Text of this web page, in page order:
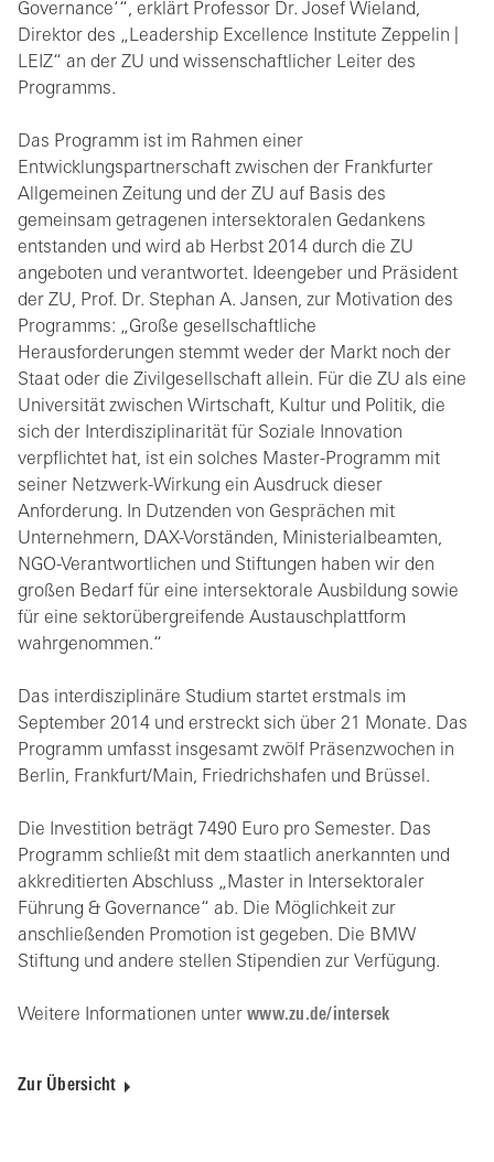
Governance‘“, erklärt Professor Dr. Josef Wieland,
Direktor des „Leadership Excellence Institute Zeppelin |
LEIZ“ an der ZU und wissenschaftlicher Leiter des
Programms.
Das Programm ist im Rahmen einer
Entwicklungspartnerschaft zwischen der Frankfurter
Allgemeinen Zeitung und der ZU auf Basis des
gemeinsam getragenen intersektoralen Gedankens
entstanden und wird ab Herbst 2014 durch die ZU
angeboten und verantwortet. Ideengeber und Präsident
der ZU, Prof. Dr. Stephan A. Jansen, zur Motivation des
Programms: „Große gesellschaftliche
Herausforderungen stemmt weder der Markt noch der
Staat oder die Zivilgesellschaft allein. Für die ZU als eine
Universität zwischen Wirtschaft, Kultur und Politik, die
sich der Interdisziplinarität für Soziale Innovation
verpflichtet hat, ist ein solches Master-Programm mit
seiner Netzwerk-Wirkung ein Ausdruck dieser
Anforderung. In Dutzenden von Gesprächen mit
Unternehmern, DAX-Vorständen, Ministerialbeamten,
NGO-Verantwortlichen und Stiftungen haben wir den
großen Bedarf für eine intersektorale Ausbildung sowie
für eine sektorübergreifende Austauschplattform
wahrgenommen.“
Das interdisziplinäre Studium startet erstmals im
September 2014 und erstreckt sich über 21 Monate. Das
Programm umfasst insgesamt zwölf Präsenzwochen in
Berlin, Frankfurt/Main, Friedrichshafen und Brüssel.
Die Investition beträgt 7490 Euro pro Semester. Das
Programm schließt mit dem staatlich anerkannten und
akkreditierten Abschluss „Master in Intersektoraler
Führung & Governance“ ab. Die Möglichkeit zur
anschließenden Promotion ist gegeben. Die BMW
Stiftung und andere stellen Stipendien zur Verfügung.
Weitere Informationen unter www.zu.de/intersek
Zur Übersicht